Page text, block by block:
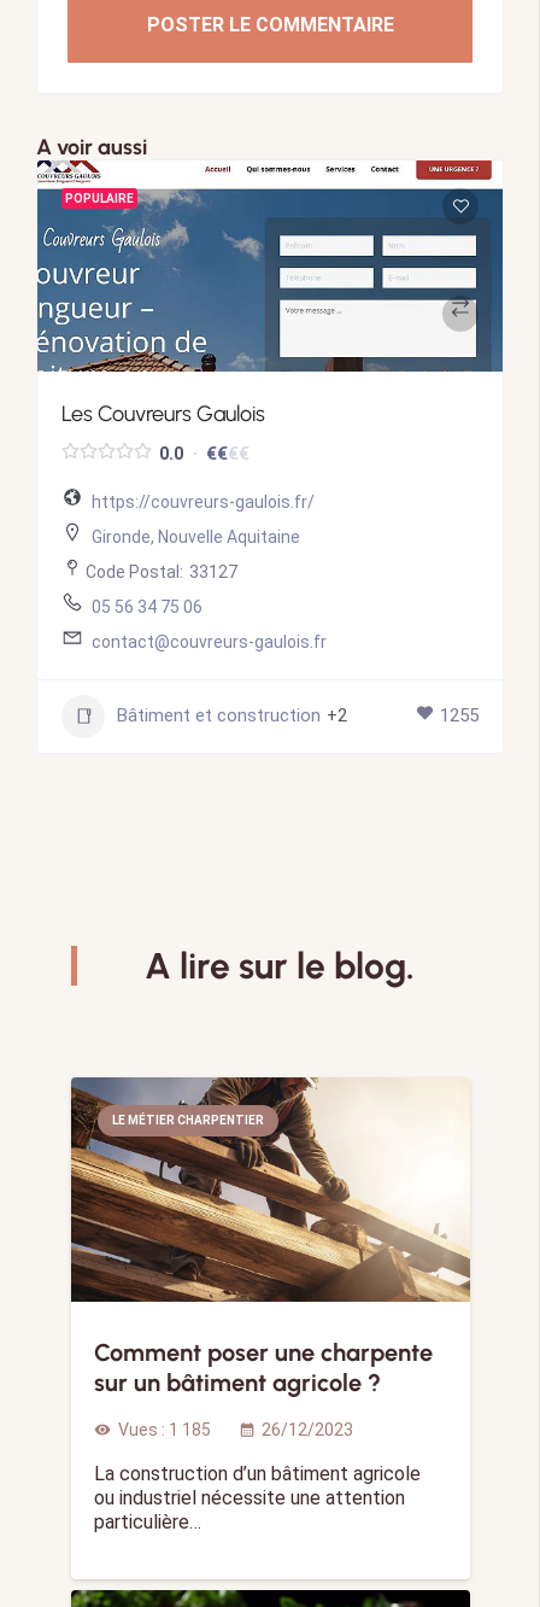
POSTER LE COMMENTAIRE
A voir aussi
POPULAIRE
Les Couvreurs Gaulois
0.0 €€€€
https://couvreurs-gaulois.fr/
Gironde, Nouvelle Aquitaine
Code Postal: 33127
05 56 34 75 06
contact@couvreurs-gaulois.fr
Bâtiment et construction +2 1255
A lire sur le blog.
LE MÉTIER CHARPENTIER
Comment poser une charpente
sur un bâtiment agricole ?
visibility Vues : 1 185 calendar_month 26/12/2023
La construction d’un bâtiment agricole
ou industriel nécessite une attention
particulière…